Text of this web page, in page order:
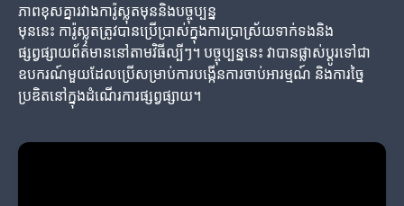
ភាពខុសគ្នារវាងការ៉ូស្លុតមុននិងបច្ចុប្បន្ន
មុននេះ ការ៉ូស្លុតត្រូវបានប្រើប្រាស់ក្នុងការប្រាស្រ័យទាក់ទងនិង
ផ្សព្វផ្សាយព័ត៌មាននៅតាមវិធីល្បីៗ។ បច្ចុប្បន្ននេះ វាបានផ្លាស់ប្តូរទៅជា​
ឧបករណ៍មួយដែលប្រើសម្រាប់ការបង្កើនការចាប់អារម្មណ៍ និងការច្នៃ
ប្រឌិតនៅក្នុងដំណើរការផ្សព្វផ្សាយ។